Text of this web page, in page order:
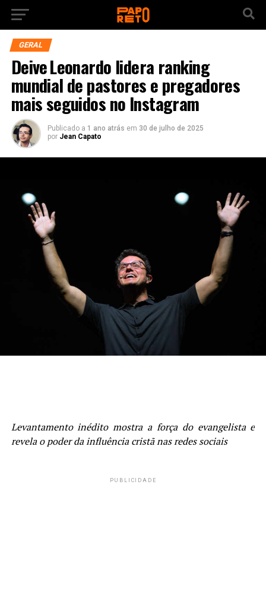
GERAL
Deive Leonardo lidera ranking
mundial de pastores e pregadores
mais seguidos no Instagram
Publicado a 1 ano atrás em 30 de julho de 2025
por Jean Capato
Levantamento inédito mostra a força do evangelista e
revela o poder da influência cristã nas redes sociais
PUBLICIDADE